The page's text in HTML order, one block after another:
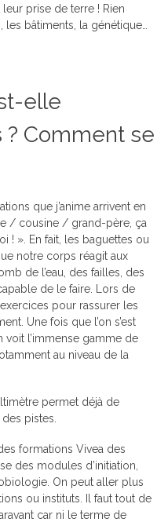
prise de terre ! Rien
les bâtiments, la génétique…
elle
Comment se
que j’anime arrivent en
/ cousine / grand-père, ça
! ». En fait, les baguettes ou
notre corps réagit aux
de l’eau, des failles, des
de le faire. Lors de
pour rassurer les
Une fois que l’on s’est
voit l’immense gamme de
au niveau de la
permet déjà de
pistes.
formations Vivea des
des modules d’initiation,
On peut aller plus
ou instituts. Il faut tout de
car ni le terme de